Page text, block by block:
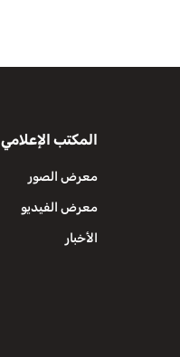
المكتب الإعلامي
معرض الصور
معرض الفيديو
الأخبار